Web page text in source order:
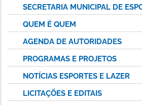
SECRETARIA MUNICIPAL DE
QUEM É QUEM
AGENDA DE AUTORIDADES
PROGRAMAS E PROJETOS
NOTÍCIAS ESPORTES E LAZER
LICITAÇÕES E EDITAIS